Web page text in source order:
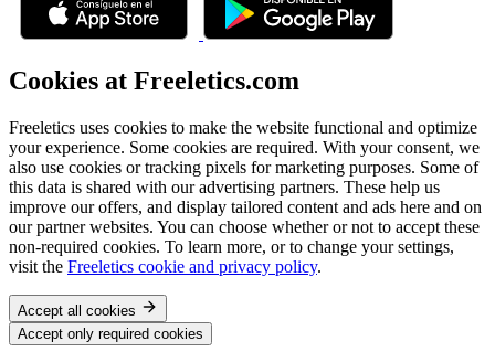
Cookies at Freeletics.com
Freeletics uses cookies to make the website functional and optimize
your experience. Some cookies are required. With your consent, we
also use cookies or tracking pixels for marketing purposes. Some of
this data is shared with our advertising partners. These help us
improve our offers, and display tailored content and ads here and on
our partner websites. You can choose whether or not to accept these
non-required cookies. To learn more, or to change your settings,
visit the Freeletics cookie and privacy policy.
Accept all cookies
Accept only required cookies